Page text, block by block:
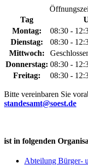
Tag
Montag:
08:30 -
Dienstag:
08:30 -
Mittwoch:
Donnerstag: 08:30 -
Freitag:
08:30 -
Bitte vereinbaren Sie
standesamt@soest.de
ist in folgenden
Abteilung Bürger-